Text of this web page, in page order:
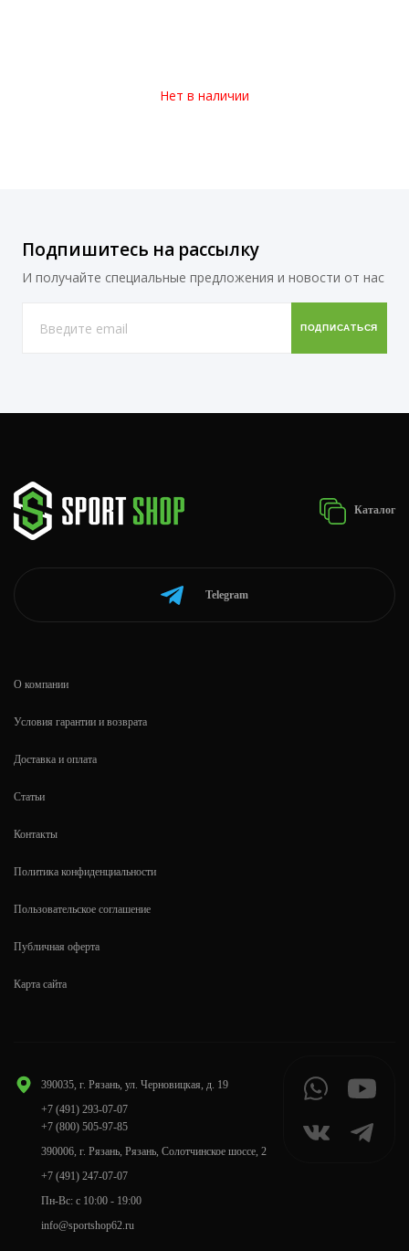
Нет в наличии
Подпишитесь на рассылку
И получайте специальные предложения и новости от нас
Каталог
Telegram
390035, г. Рязань, ул. Черновицкая, д. 19
+7 (491) 293-07-07
+7 (800) 505-97-85
390006, г. Рязань, Рязань, Солотчинское шоссе, 2
+7 (491) 247-07-07
Пн-Вс: с 10:00 - 19:00
info@sportshop62.ru
О компании
Условия гарантии и возврата
Доставка и оплата
Статьи
Контакты
Политика конфиденциальности
Пользовательское соглашение
Публичная оферта
Карта сайта